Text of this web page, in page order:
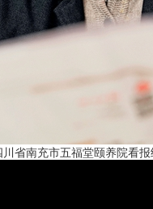
省南充市五福堂颐养院看报